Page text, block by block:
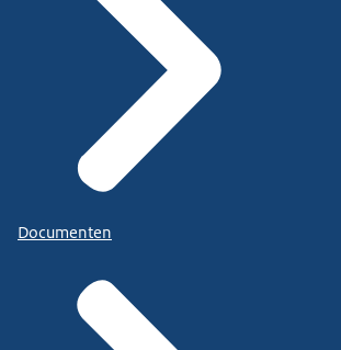
Documenten